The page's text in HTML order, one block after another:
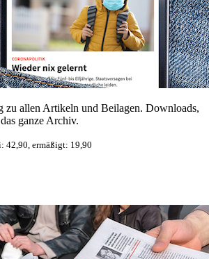
zu allen Artikeln und Beilagen. Downloads,
ganze Archiv.
42,90, ermäßigt: 19,90